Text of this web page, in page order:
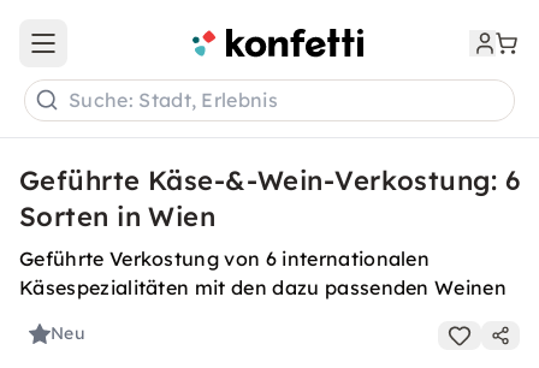
Open main menu
Suche: Stadt, Erlebnis
Geführte Käse-&-Wein-Verkostung: 6
Sorten in Wien
Geführte Verkostung von 6 internationalen
Käsespezialitäten mit den dazu passenden Weinen
Neu